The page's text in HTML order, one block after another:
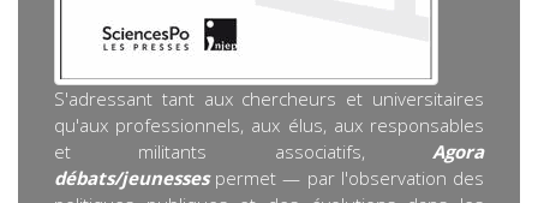
S'adressant tant aux chercheurs et universitaires
qu'aux professionnels, aux élus, aux responsables
et militants associatifs, Agora
débats/jeunessespermet — par l'observation des